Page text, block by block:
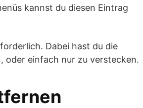
kannst du diesen Eintrag
Dabei hast du die
oder einfach nur zu verstecken.